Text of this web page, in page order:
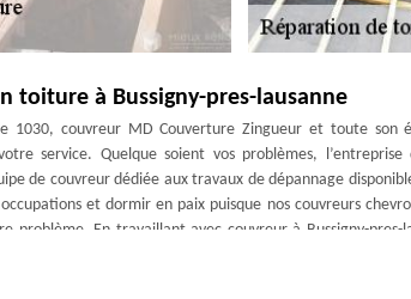
toiture à Bussigny-pres-lausanne
1030, couvreur MD Couverture Zingueur et toute son
service. Quelque soient vos problèmes,
de couvreur dédiée aux travaux de dépannage
et dormir en paix puisque nos couvreurs
problème. En travaillant avec couvreur à Bussigny-pres-